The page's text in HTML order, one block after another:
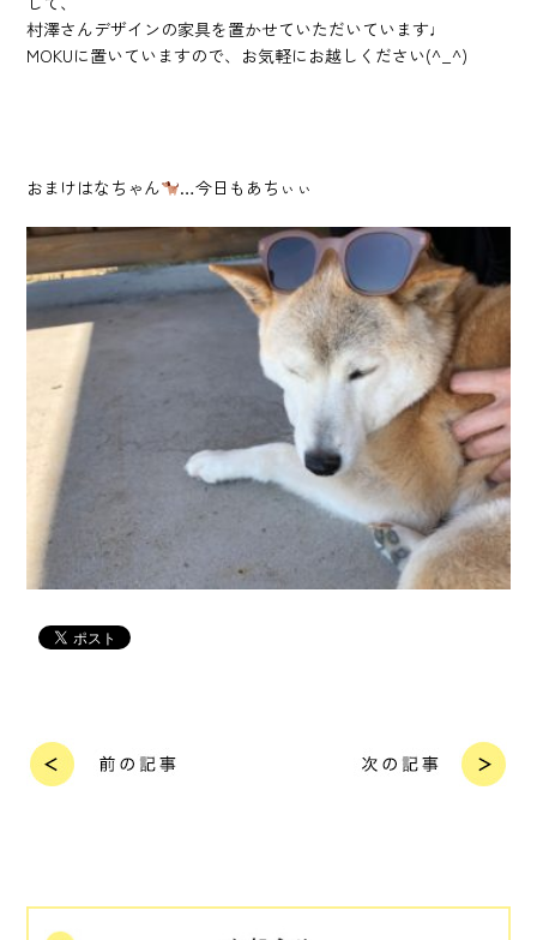
村澤さんデザインの家具を置かせていただいています♩
MOKUに置いていますので、お気軽にお越しください(^_^)
おまけはなちゃん …今日もあちぃぃ